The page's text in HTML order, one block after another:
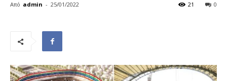
Από admin - 25/01/2022 0
21